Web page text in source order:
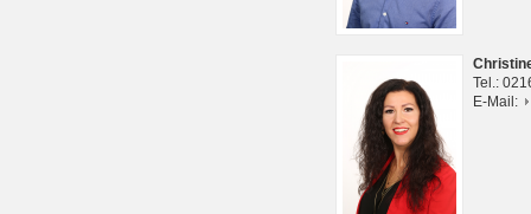
Tel.:
E-Mail: